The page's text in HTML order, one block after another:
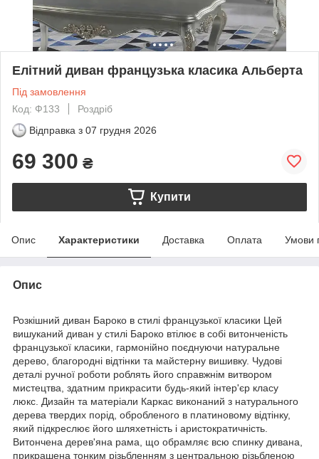
Елітний диван французька класика Альберта
Під замовлення
Код: Ф133
Роздріб
Відправка з 07 грудня 2026
69 300 ₴
Купити
Опис Характеристики Доставка Оплата Умови
Опис
Розкішний диван Бароко в стилі французької класики Цей
вишуканий диван у стилі Бароко втілює в собі витонченість
французької класики, гармонійно поєднуючи натуральне
дерево, благородні відтінки та майстерну вишивку. Чудові
деталі ручної роботи роблять його справжнім витвором
мистецтва, здатним прикрасити будь-який інтер'єр класу
люкс. Дизайн та матеріали Каркас виконаний з натурального
дерева твердих порід, обробленого в платиновому відтінку,
який підкреслює його шляхетність і аристократичність.
Витончена дерев'яна рама, що обрамляє всю спинку дивана,
прикрашена тонким різьбленням з центральною різьбленою